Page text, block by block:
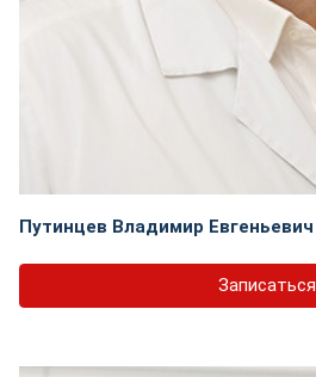
Путинцев Владимир Евгеньевич
Записаться